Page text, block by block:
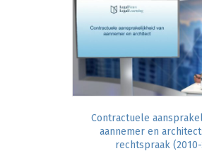
Contractuele
aannemer en
rechtspraak